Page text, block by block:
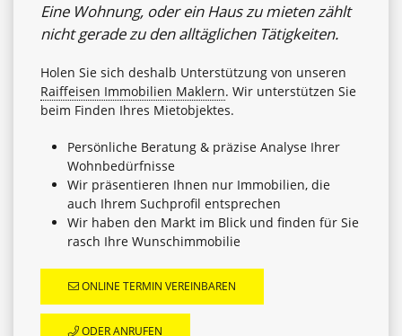
Eine Wohnung, oder ein Haus zu mieten zählt
nicht gerade zu den alltäglichen Tätigkeiten.
Holen Sie sich deshalb Unterstützung von unseren
Raiffeisen Immobilien Maklern. Wir unterstützen Sie
beim Finden Ihres Mietobjektes.
Persönliche Beratung & präzise Analyse Ihrer
Wohnbedürfnisse
Wir präsentieren Ihnen nur Immobilien, die
auch Ihrem Suchprofil entsprechen
Wir haben den Markt im Blick und finden für Sie
rasch Ihre Wunschimmobilie
ONLINE TERMIN VEREINBAREN
ODER ANRUFEN